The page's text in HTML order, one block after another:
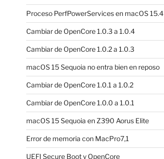
Proceso PerfPowerServices en macOS 15.4
Cambiar de OpenCore 1.0.3 a 1.0.4
Cambiar de OpenCore 1.0.2 a 1.0.3
macOS 15 Sequoia no entra bien en reposo
Cambiar de OpenCore 1.0.1 a 1.0.2
Cambiar de OpenCore 1.0.0 a 1.0.1
macOS 15 Sequoia en Z390 Aorus Elite
Error de memoria con MacPro7,1
UEFI Secure Boot y OpenCore